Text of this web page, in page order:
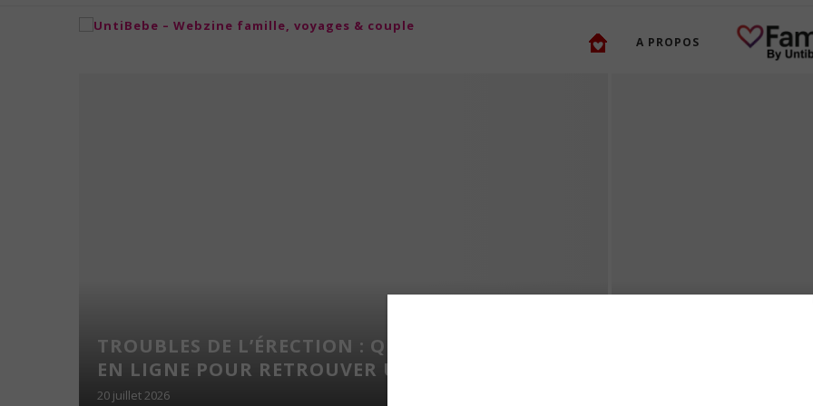
A PROPOS
TROUBLES DE L’ÉRECTION : QUELLES SOLUTIONS
EN LIGNE POUR RETROUVER UNE SEXUALITÉ...
20 juillet 2026
MANGAS POUR